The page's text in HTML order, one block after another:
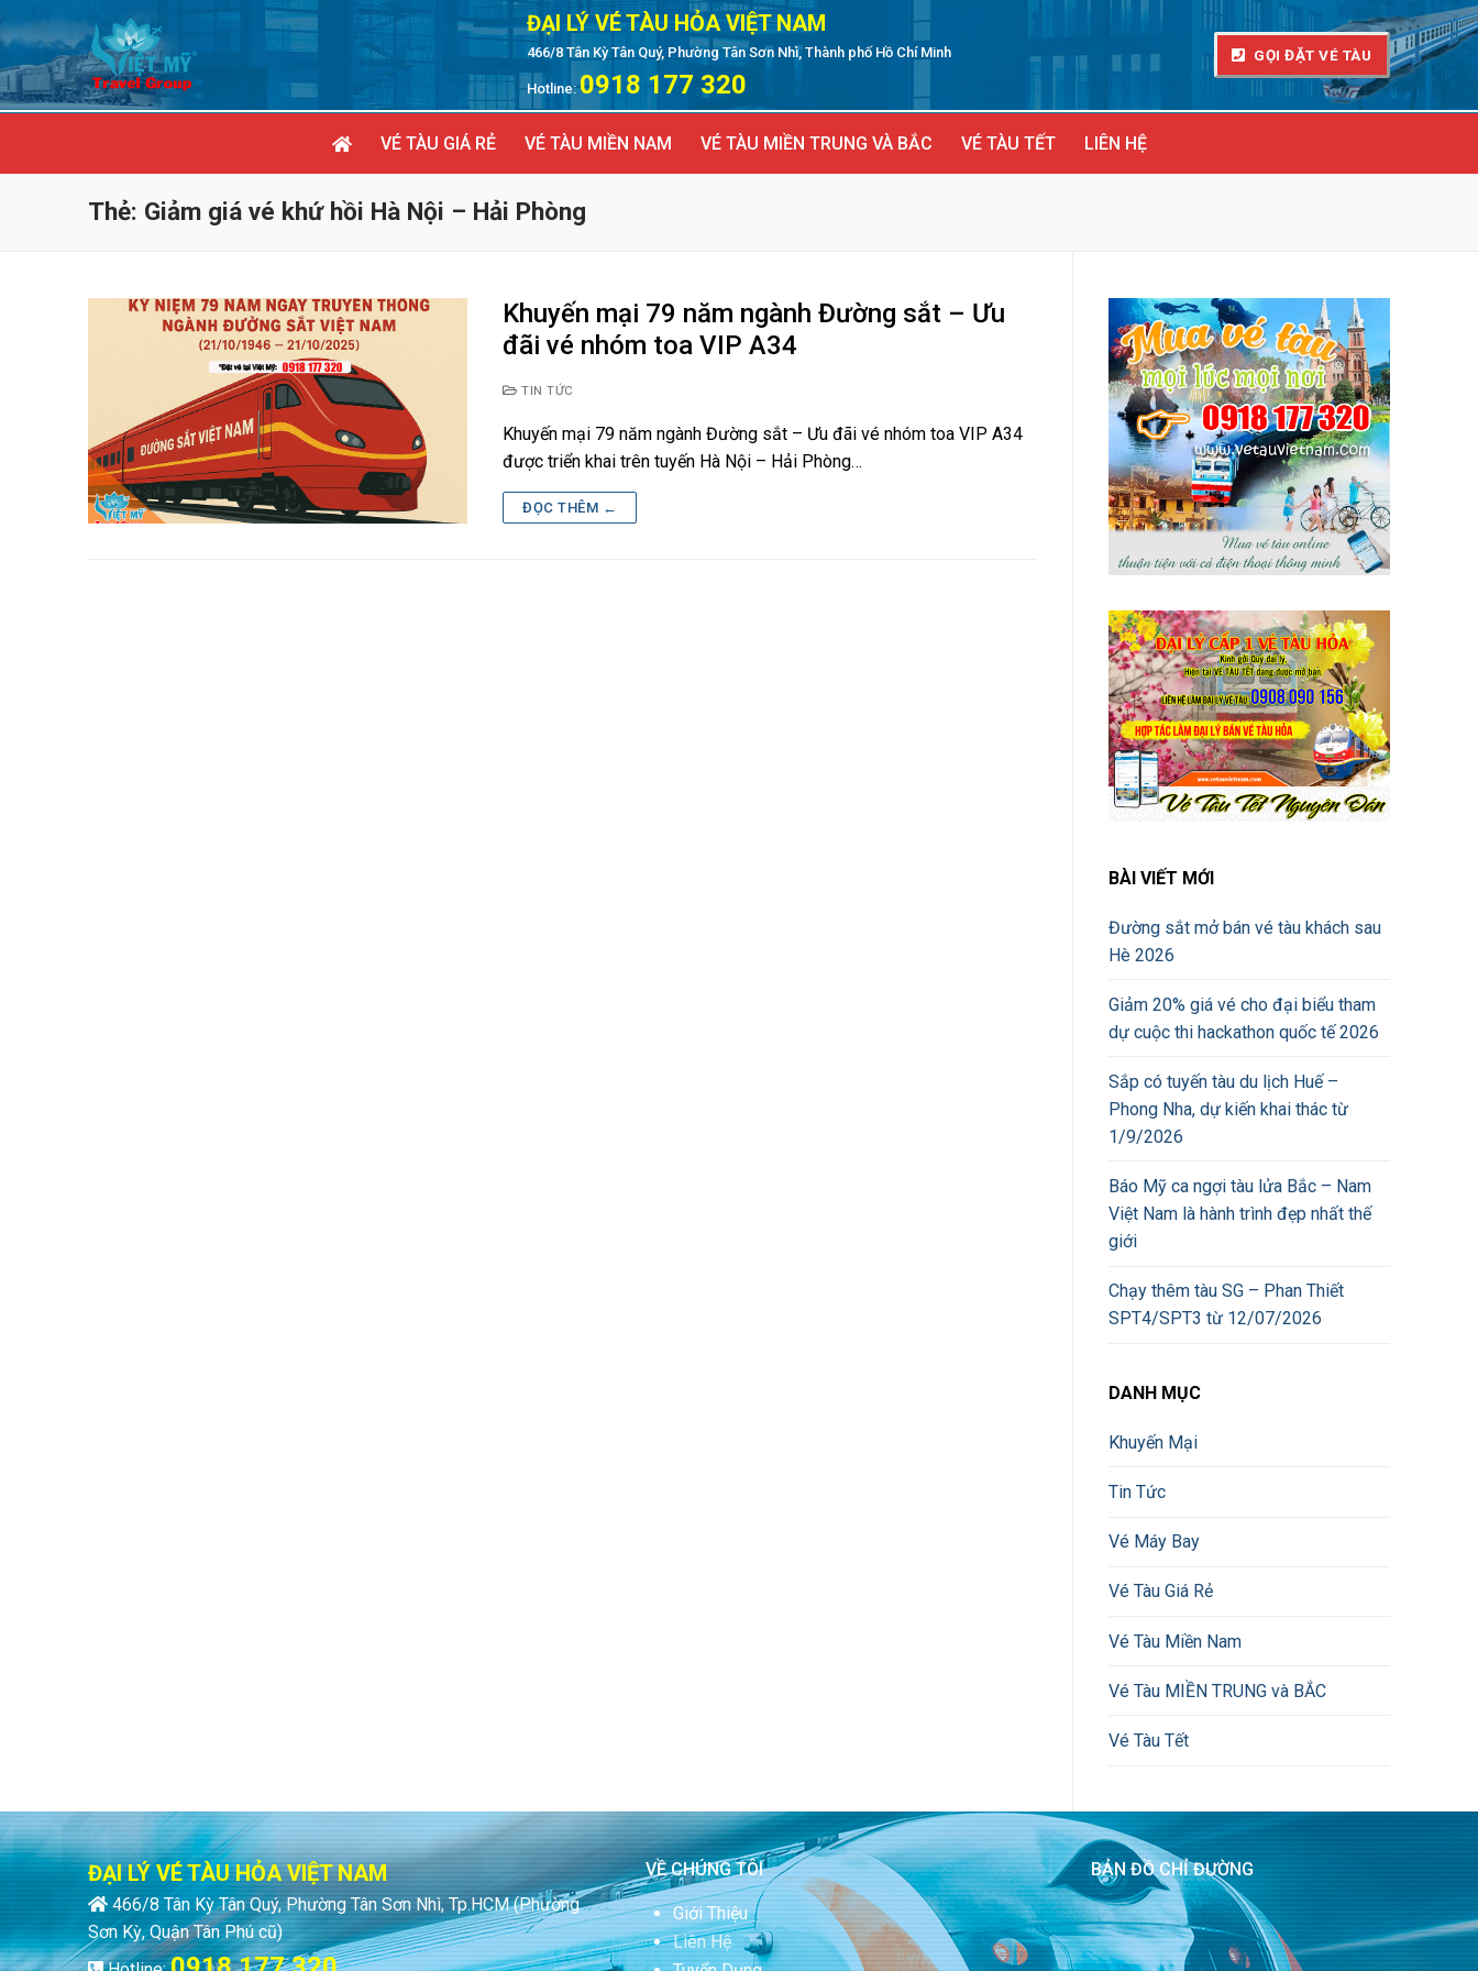
đến
nội
dung
ĐẠI LÝ VÉ TÀU HỎA VIỆT NAM
466/8 Tân Kỳ Tân Quý, Phường Tân Sơn Nhì, Thành phố Hồ Chí Minh
Hotline: 0918 177 320
GỌI ĐẶT VÉ TÀU
VÉ TÀU GIÁ RẺ VÉ TÀU MIỀN NAM VÉ TÀU MIỀN TRUNG VÀ BẮC VÉ TÀU TẾT LIÊN HỆ
Thẻ: Giảm giá vé khứ hồi Hà Nội – Hải Phòng
Khuyến mại 79 năm ngành Đường sắt – Ưu
đãi vé nhóm toa VIP A34
TIN TỨC
Khuyến mại 79 năm ngành Đường sắt – Ưu đãi vé nhóm toa VIP A34
được triển khai trên tuyến Hà Nội – Hải Phòng…
ĐỌC THÊM ←
BÀI VIẾT MỚI
Đường sắt mở bán vé tàu khách sau
Hè 2026
Giảm 20% giá vé cho đại biểu tham
dự cuộc thi hackathon quốc tế 2026
Sắp có tuyến tàu du lịch Huế –
Phong Nha, dự kiến khai thác từ
1/9/2026
Báo Mỹ ca ngợi tàu lửa Bắc – Nam
Việt Nam là hành trình đẹp nhất thế
giới
Chạy thêm tàu SG – Phan Thiết
SPT4/SPT3 từ 12/07/2026
DANH MỤC
Khuyến Mại
Tin Tức
Vé Máy Bay
Vé Tàu Giá Rẻ
Vé Tàu Miền Nam
Vé Tàu MIỀN TRUNG và BẮC
Vé Tàu Tết
ĐẠI LÝ VÉ TÀU HỎA VIỆT NAM
466/8 Tân Kỳ Tân Quý, Phường Tân Sơn Nhì, Tp.HCM(Phường
Sơn Kỳ, Quận Tân Phú cũ)
VỀ CHÚNG TÔI
Giới Thiệu
Liên Hệ
BẢN ĐỒ CHỈ ĐƯỜNG